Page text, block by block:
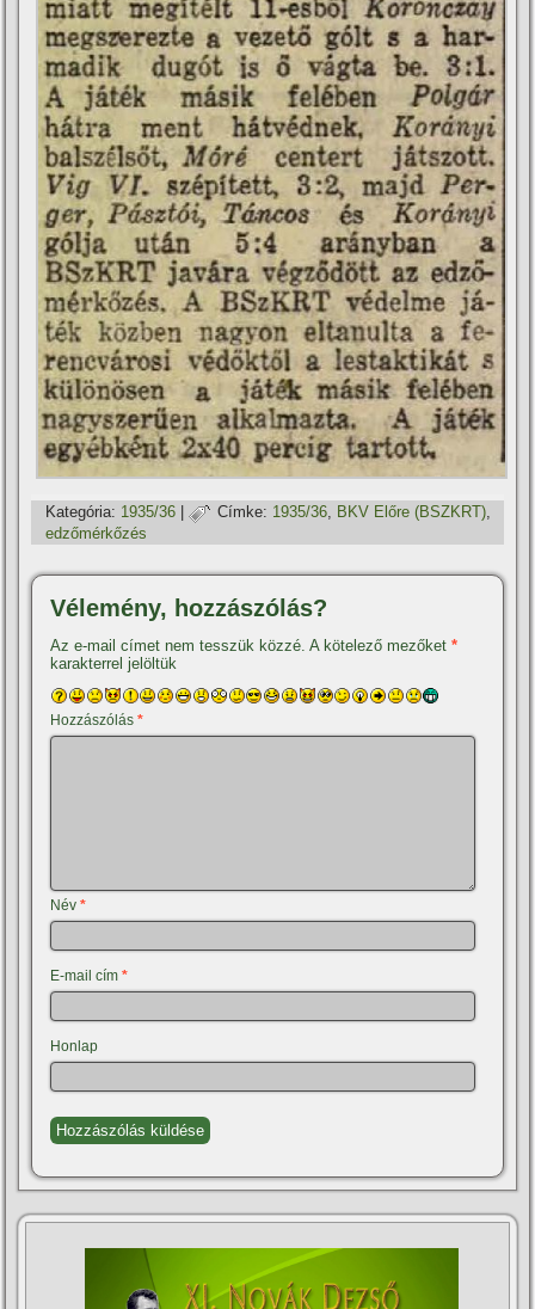
Kategória: 1935/36 | Címke: 1935/36, BKV Előre (BSZKRT),
edzőmérkőzés
Vélemény, hozzászólás?
Az e-mail címet nem tesszük közzé. A kötelező mezőket*
karakterrel jelöltük
Hozzászólás*
Név*
E-mail cím*
Honlap